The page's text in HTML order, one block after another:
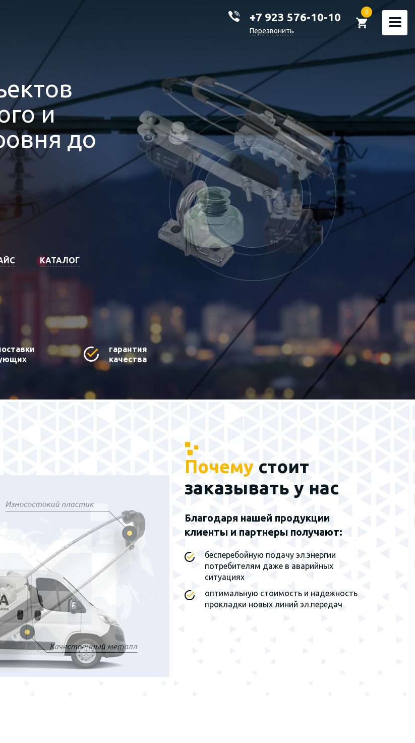
+7 923 576-10-10
Перезвонить
0
и
до
КАТАЛОГ
гарантия
качества
Наш эксклюзивный
партнер - группа
заводов г. Санкт-
Мы являемся
представителем завода на
территории Сибирского
федерального округа и
Почему стоит
заказывать у нас
Благодаря нашей продукции
клиенты и партнеры получают:
бесперебойную подачу эл.энергии
потребителям даже в аварийных
ситуациях
оптимальную стоимость и надежность
прокладки новых линий эл.передач